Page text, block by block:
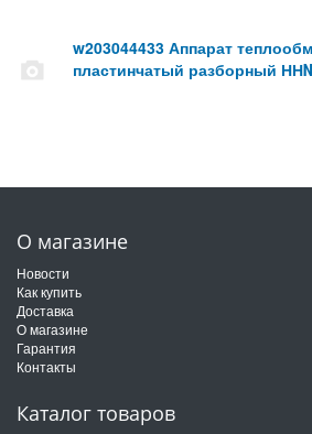
w203044433 Аппарат
пластинчатый разборный
О магазине
Новости
Как купить
Доставка
О магазине
Гарантия
Контакты
Каталог товаров